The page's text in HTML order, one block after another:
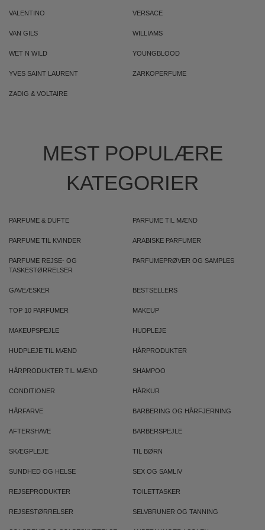
VALENTINO VERSACE
VAN GILS WILLIAMS
WET N WILD YOUNGBLOOD
YVES SAINT LAURENT ZARKOPERFUME
ZADIG & VOLTAIRE
MEST POPULÆRE
KATEGORIER
PARFUME & DUFTE PARFUME TIL MÆND
PARFUME TIL KVINDER ARABISKE PARFUMER
PARFUME REJSE- OG
TASKESTØRRELSER
PARFUMEPRØVER OG SAMPLES
GAVEÆSKER BESTSELLERS
TOP 10 PARFUMER MAKEUP
MAKEUPSPEJLE HUDPLEJE
HUDPLEJE TIL MÆND HÅRPRODUKTER
HÅRPRODUKTER TIL MÆND SHAMPOO
CONDITIONER HÅRKUR
HÅRFARVE BARBERING OG HÅRFJERNING
AFTERSHAVE BARBERSPEJLE
SKÆGPLEJE TIL BØRN
SUNDHED OG HELSE SEX OG SAMLIV
REJSEPRODUKTER TOILETTASKER
REJSESTØRRELSER SELVBRUNER OG TANNING